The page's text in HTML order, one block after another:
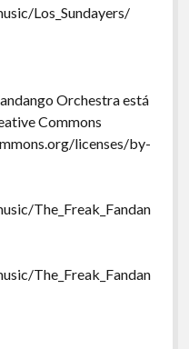
Los_Sundayers/
Orchestra está
Commons
licenses/by-
The_Freak_Fandan
The_Freak_Fandan